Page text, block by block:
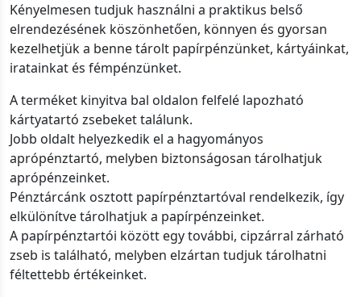
Kényelmesen tudjuk használni a praktikus belső
elrendezésének köszönhetően, könnyen és gyorsan
kezelhetjük a benne tárolt papírpénzünket, kártyáinkat,
iratainkat és fémpénzünket.
A terméket kinyitva bal oldalon felfelé lapozható
kártyatartó zsebeket találunk.
Jobb oldalt helyezkedik el a hagyományos
aprópénztartó, melyben biztonságosan tárolhatjuk
aprópénzeinket.
Pénztárcánk osztott papírpénztartóval rendelkezik, így
elkülönítve tárolhatjuk a papírpénzeinket.
A papírpénztartói között egy további, cipzárral zárható
zseb is található, melyben elzártan tudjuk tárolhatni
féltettebb értékeinket.